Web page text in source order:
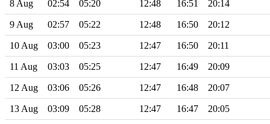
8 Aug 02:54 05:20 12:48 16:51 20:14
9 Aug 02:57 05:22 12:48 16:50 20:12
10 Aug 03:00 05:23 12:47 16:50 20:11
11 Aug 03:03 05:25 12:47 16:49 20:09
12 Aug 03:06 05:26 12:47 16:48 20:07
13 Aug 03:09 05:28 12:47 16:47 20:05